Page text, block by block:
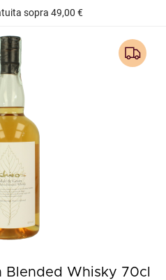
sopra 49,00 €
Blended Whisky 70cl